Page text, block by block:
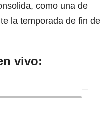
como una de
la temporada de fin de
vivo: